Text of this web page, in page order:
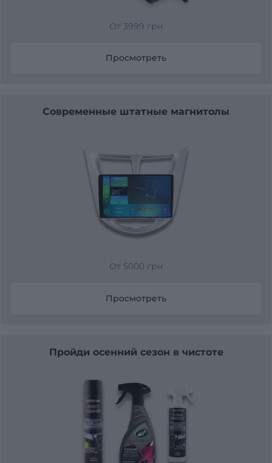
От 3999 грн
Просмотреть
Современные штатные магнитолы
От 5000 грн
Просмотреть
Пройди осенний сезон в чистоте